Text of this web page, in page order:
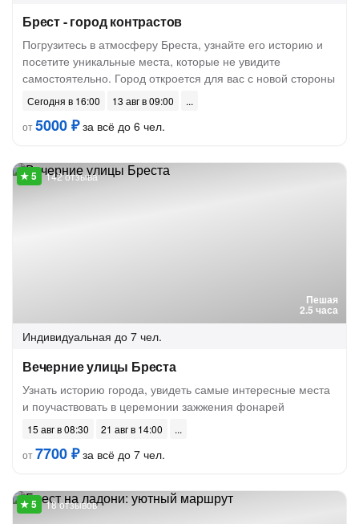
Брест - город контрастов
Погрузитесь в атмосферу Бреста, узнайте его историю и
посетите уникальные места, которые не увидите
самостоятельно. Город откроется для вас с новой стороны
Сегодня в 16:00
13 авг в 09:00
от5000 ₽за всё до 6 чел.
Пешая
2.5 часа
142 отзыва
Индивидуальная до 7 чел.
Вечерние улицы Бреста
Узнать историю города, увидеть самые интересные места
и поучаствовать в церемонии зажжения фонарей
15 авг в 08:30
21 авг в 14:00
от7700 ₽за всё до 7 чел.
18 отзывов